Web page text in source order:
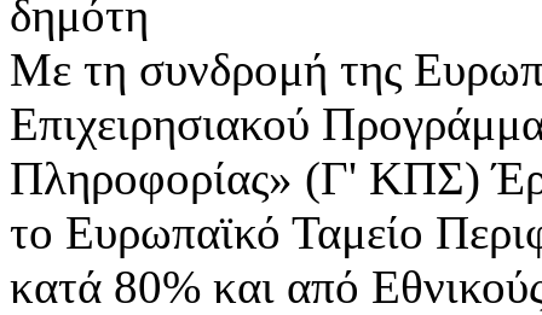
Με τη συνδρομή της
Επιχειρησιακού
Πληροφορίας» (Γ' ΚΠΣ)
το Ευρωπαϊκό Ταμείο
κατά 80% και από